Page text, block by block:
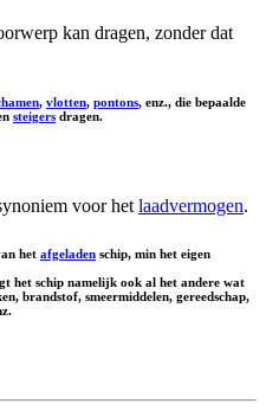
kan dragen, zonder dat
, vlotten, pontons, enz., die bepaalde
steigers dragen.
voor het laadvermogen.
het afgeladen schip, min het eigen
het schip namelijk ook al het andere wat
brandstof, smeermiddelen, gereedschap,